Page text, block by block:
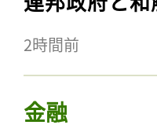
2時間前
金融